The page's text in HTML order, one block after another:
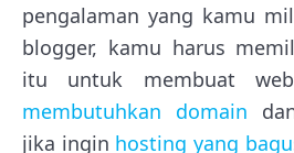
pengalaman yang kamu
blogger, kamu harus
itu untuk membuat
membutuhkan domain
jika ingin hosting yang